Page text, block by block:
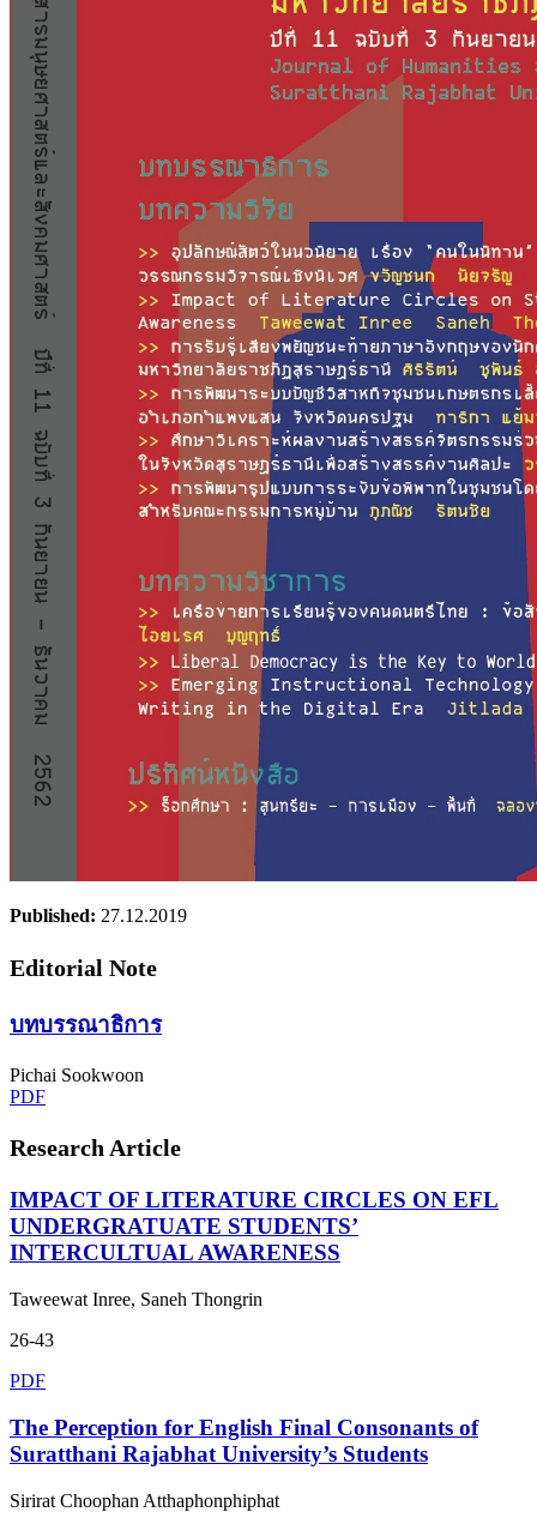
Published: 27.12.2019
Editorial Note
บทบรรณาธิการ
Pichai Sookwoon
PDF
Research Article
IMPACT OF LITERATURE CIRCLES ON EFL
UNDERGRATUATE STUDENTS’
INTERCULTUAL AWARENESS
Taweewat Inree, Saneh Thongrin
26-43
PDF
The Perception for English Final Consonants of
Suratthani Rajabhat University’s Students
Sirirat Choophan Atthaphonphiphat